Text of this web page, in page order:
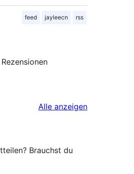
feed jayleecn rss
Alle Rezensionen
anzeigen
Brauchst du